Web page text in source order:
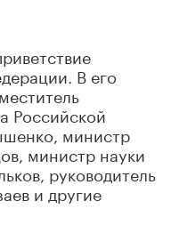
В его
Российской
министр
министр науки
руководитель
и другие